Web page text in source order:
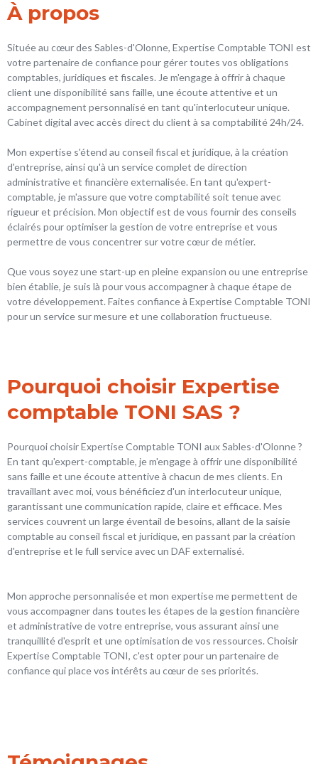
À propos
Située au cœur des Sables-d'Olonne, Expertise Comptable TONI est
votre partenaire de confiance pour gérer toutes vos obligations
comptables, juridiques et fiscales. Je m'engage à offrir à chaque
client une disponibilité sans faille, une écoute attentive et un
accompagnement personnalisé en tant qu'interlocuteur unique.
Cabinet digital avec accès direct du client à sa comptabilité 24h/24.
Mon expertise s'étend au conseil fiscal et juridique, à la création
d'entreprise, ainsi qu'à un service complet de direction
administrative et financière externalisée. En tant qu'expert-
comptable, je m'assure que votre comptabilité soit tenue avec
rigueur et précision. Mon objectif est de vous fournir des conseils
éclairés pour optimiser la gestion de votre entreprise et vous
permettre de vous concentrer sur votre cœur de métier.
Que vous soyez une start-up en pleine expansion ou une entreprise
bien établie, je suis là pour vous accompagner à chaque étape de
votre développement. Faites confiance à Expertise Comptable TONI
pour un service sur mesure et une collaboration fructueuse.
Pourquoi choisir Expertise
comptable TONI SAS ?
Pourquoi choisir Expertise Comptable TONI aux Sables-d'Olonne ?
En tant qu'expert-comptable, je m'engage à offrir une disponibilité
sans faille et une écoute attentive à chacun de mes clients. En
travaillant avec moi, vous bénéficiez d'un interlocuteur unique,
garantissant une communication rapide, claire et efficace. Mes
services couvrent un large éventail de besoins, allant de la saisie
comptable au conseil fiscal et juridique, en passant par la création
d'entreprise et le full service avec un DAF externalisé.
Mon approche personnalisée et mon expertise me permettent de
vous accompagner dans toutes les étapes de la gestion financière
et administrative de votre entreprise, vous assurant ainsi une
tranquillité d'esprit et une optimisation de vos ressources. Choisir
Expertise Comptable TONI, c'est opter pour un partenaire de
confiance qui place vos intérêts au cœur de ses priorités.